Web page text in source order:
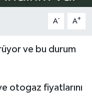
A- A+
ve bu durum
otogaz fiyatlarını